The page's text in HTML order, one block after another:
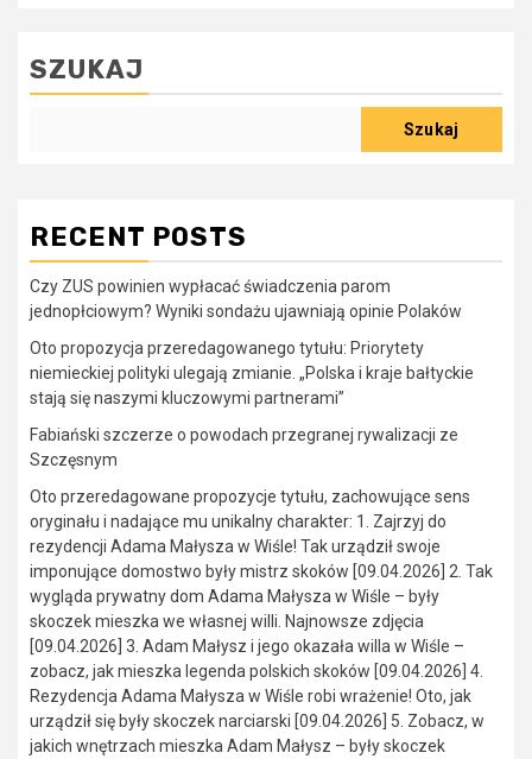
SZUKAJ
Szukaj
RECENT POSTS
Czy ZUS powinien wypłacać świadczenia parom
jednopłciowym? Wyniki sondażu ujawniają opinie Polaków
Oto propozycja przeredagowanego tytułu: Priorytety
niemieckiej polityki ulegają zmianie. „Polska i kraje bałtyckie
stają się naszymi kluczowymi partnerami”
Fabiański szczerze o powodach przegranej rywalizacji ze
Szczęsnym
Oto przeredagowane propozycje tytułu, zachowujące sens
oryginału i nadające mu unikalny charakter: 1. Zajrzyj do
rezydencji Adama Małysza w Wiśle! Tak urządził swoje
imponujące domostwo były mistrz skoków [09.04.2026] 2. Tak
wygląda prywatny dom Adama Małysza w Wiśle – były
skoczek mieszka we własnej willi. Najnowsze zdjęcia
[09.04.2026] 3. Adam Małysz i jego okazała willa w Wiśle –
zobacz, jak mieszka legenda polskich skoków [09.04.2026] 4.
Rezydencja Adama Małysza w Wiśle robi wrażenie! Oto, jak
urządził się były skoczek narciarski [09.04.2026] 5. Zobacz, w
jakich wnętrzach mieszka Adam Małysz – były skoczek